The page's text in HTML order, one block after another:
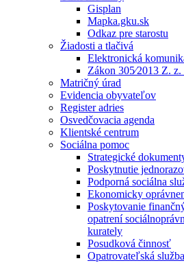
Gisplan
Mapka.gku.sk
Odkaz pre starostu
Žiadosti a tlačivá
Elektronická
Zákon 305⁄2013 Z.
Matričný úrad
Evidencia obyvateľov
Register adries
Osvedčovacia agenda
Klientské centrum
Sociálna pomoc
Strategické
Poskytnutie
Podporná sociálna
Ekonomicky
Poskytovanie
opatrení
kurately
Posudková činnosť
Opatrovateľská služba